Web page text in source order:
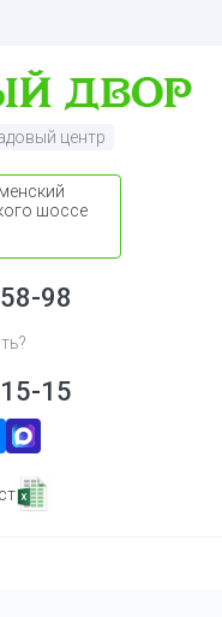
центр
шоссе
98
15